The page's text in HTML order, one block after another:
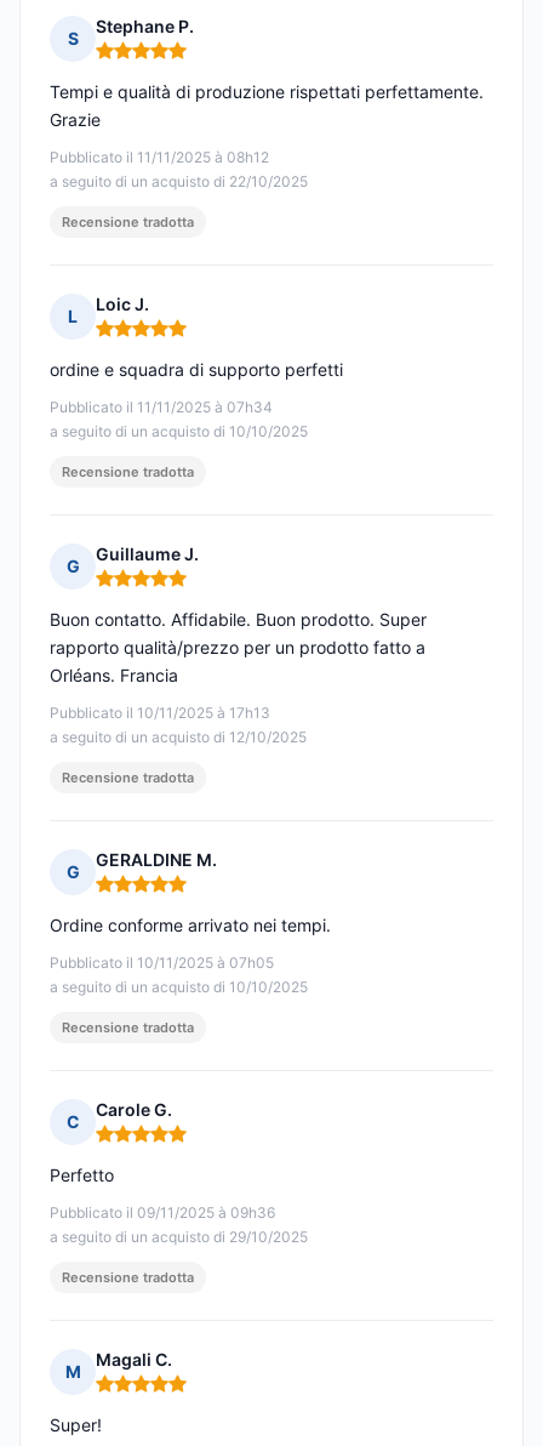
S
Stephane P.
Nota: 5 su 5
Pubblicato il 11/11/2025 à 08h12
a seguito di un acquisto di 22/10/2025
Tempi e qualità di produzione rispettati perfettamente.
Grazie
Recensione tradotta
L
Loic J.
Nota: 5 su 5
Pubblicato il 11/11/2025 à 07h34
a seguito di un acquisto di 10/10/2025
ordine e squadra di supporto perfetti
Recensione tradotta
G
Guillaume J.
Nota: 5 su 5
Pubblicato il 10/11/2025 à 17h13
a seguito di un acquisto di 12/10/2025
Buon contatto. Affidabile. Buon prodotto. Super
rapporto qualità/prezzo per un prodotto fatto a
Orléans. Francia
Recensione tradotta
G
GERALDINE M.
Nota: 5 su 5
Pubblicato il 10/11/2025 à 07h05
a seguito di un acquisto di 10/10/2025
Ordine conforme arrivato nei tempi.
Recensione tradotta
C
Carole G.
Nota: 5 su 5
Pubblicato il 09/11/2025 à 09h36
a seguito di un acquisto di 29/10/2025
Perfetto
Recensione tradotta
M
Magali C.
Nota: 5 su 5
Super!